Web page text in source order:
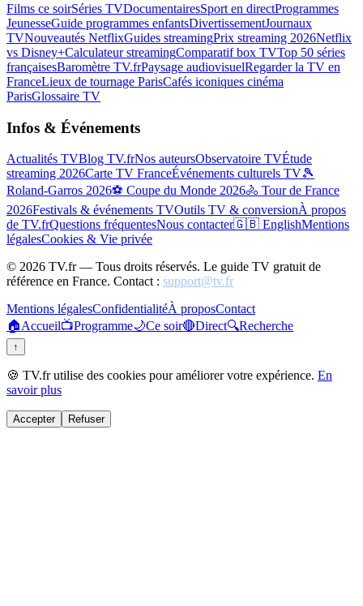
Films ce soirSéries TVDocumentairesSport en directProgrammes
JeunesseGuide programmes enfantsDivertissementJournaux
TVNouveautés NetflixGuides streamingPrix streaming 2026Netflix
vs Disney+Calculateur streamingComparatif box TVTop 50 séries
françaisesBaromètre TV.frPaysage audiovisuelRegarder la TV en
FranceLieux de tournage ParisCafés iconiques cinéma
ParisGlossaire TV
Infos & Événements
Actualités TVBlog TV.frNos auteursObservatoire TVÉtude
streaming 2026Carte TV FranceÉvénements culturels TV🎾
Roland-Garros 2026⚽ Coupe du Monde 2026🚴 Tour de France
2026Festivals & événements TVOutils TV & conversionÀ propos
de TV.frQuestions fréquentesNous contacter🇬🇧 EnglishMentions
légalesCookies & Vie privée
© 2026 TV.fr — Tous droits réservés. Le guide TV gratuit de
référence en France. Contact : support@tv.fr
Mentions légalesConfidentialitéÀ proposContact
🏠Accueil📺Programme🌙Ce soir🔴Direct🔍Recherche
↑
🍪 TV.fr utilise des cookies pour améliorer votre expérience. En
savoir plus
Accepter Refuser